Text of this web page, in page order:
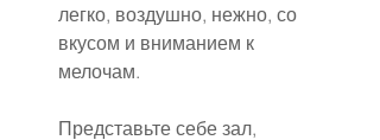
легко, воздушно, нежно, со
вкусом и вниманием к
мелочам.
Представьте себе зал,